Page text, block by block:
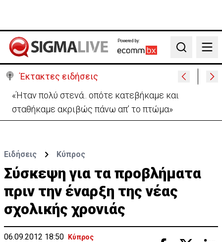
Powered by:
Search
Έκτακτες ειδήσεις
Η Σαουδική Αραβία, η Τουρκία και το Πακιστάν θα
υπογράψουν αμυντική συμφωνία
Ειδήσεις Κύπρος
Σύσκεψη για τα προβλήματα
πριν την έναρξη της νέας
σχολικής χρονιάς
06.09.2012 18:50 Κύπρος